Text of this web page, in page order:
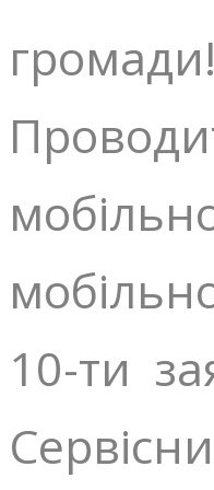
громади!
10-ти